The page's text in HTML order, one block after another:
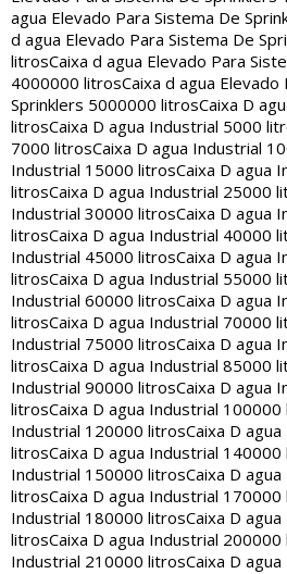
agua Elevado Para Sistema De
d agua Elevado Para Sistema De
litrosCaixa d agua Elevado Para
4000000 litrosCaixa d agua Elevado
Sprinklers 5000000 litrosCaixa D
litrosCaixa D agua Industrial 5000
7000 litrosCaixa D agua Industrial
Industrial 15000 litrosCaixa D agua
litrosCaixa D agua Industrial 25000
Industrial 30000 litrosCaixa D agua
litrosCaixa D agua Industrial 40000
Industrial 45000 litrosCaixa D agua
litrosCaixa D agua Industrial 55000
Industrial 60000 litrosCaixa D agua
litrosCaixa D agua Industrial 70000
Industrial 75000 litrosCaixa D agua
litrosCaixa D agua Industrial 85000
Industrial 90000 litrosCaixa D agua
litrosCaixa D agua Industrial
Industrial 120000 litrosCaixa D
litrosCaixa D agua Industrial
Industrial 150000 litrosCaixa D
litrosCaixa D agua Industrial
Industrial 180000 litrosCaixa D
litrosCaixa D agua Industrial
Industrial 210000 litrosCaixa D